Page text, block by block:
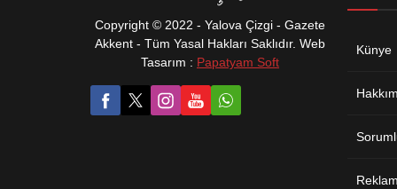
Copyright © 2022 - Yalova Çizgi - Gazete
Akkent - Tüm Yasal Hakları Saklıdır. Web
Tasarım : Papatyam Soft
Künye